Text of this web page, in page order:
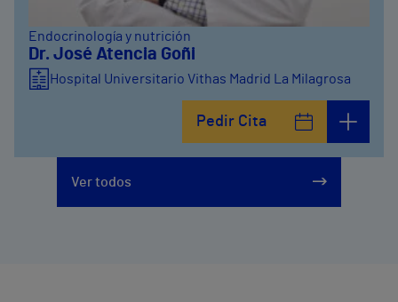
Endocrinología y nutrición
Dr. José Atencia Goñi
Hospital Universitario Vithas Madrid La Milagrosa
Pedir Cita
Ver todos